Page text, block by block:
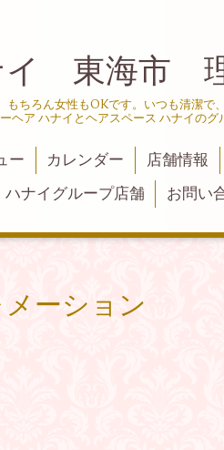
イ 東海市
ちろん女性もOKです。いつも清潔で
ア ハナイとヘアスペース ハナイの
ー カレンダー
店舗情報
ハナイグループ店舗 お問い
ーション